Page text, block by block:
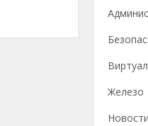
Железо
Новости